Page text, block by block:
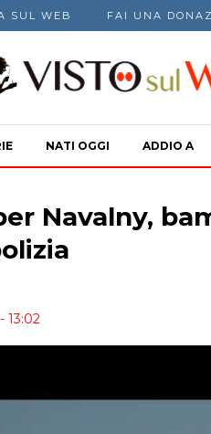
SUL WEB FAI UNA
NATI OGGI ADDIO A
Navalny,
13:02